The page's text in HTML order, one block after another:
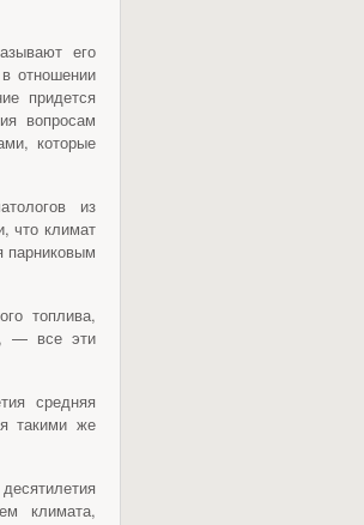
его
отношении
придется
вопросам
которые
из
что климат
парниковым
топлива,
— все эти
средняя
такими же
климата,